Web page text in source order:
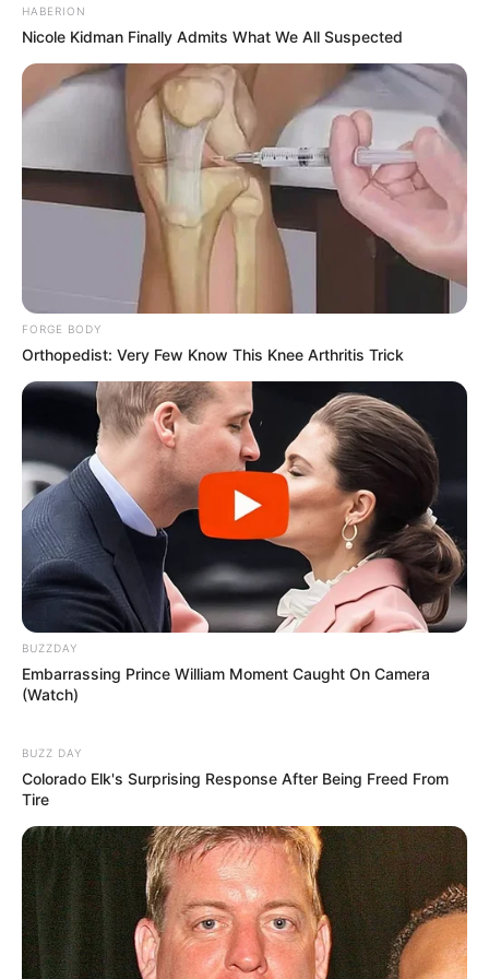
Para o mercado de festas não há crise, pois as
pessoas continuam casando e comemorando,
independente da situação econômica e
política do país;
As forminhas estão presente em todos os
tipos de festas
Entrar para o mercado de festas e eventos é a
sua chance detrabalhar por conta própria;
Esse é um trabalho muito lucrativo, que
oferece uma ótima margem de lucro.
Está esperando o que? Conheça agora o curso de
forminhas para doces, clique no botão abaixo:
Você viu que é possível aprender aprender sozinho
a arte de fazer forminhas, certo? Mas também
viu que esse pode não ser o melhor caminho para
quem deseja fazer as coisas de forma mais
HABERION
Nicole Kidman Finally Admits What We All Suspected
FORGE BODY
Orthopedist: Very Few Know This Knee Arthritis Trick
BUZZDAY
Embarrassing Prince William Moment Caught On Camera
(Watch)
BUZZ DAY
Colorado Elk's Surprising Response After Being Freed From
Tire